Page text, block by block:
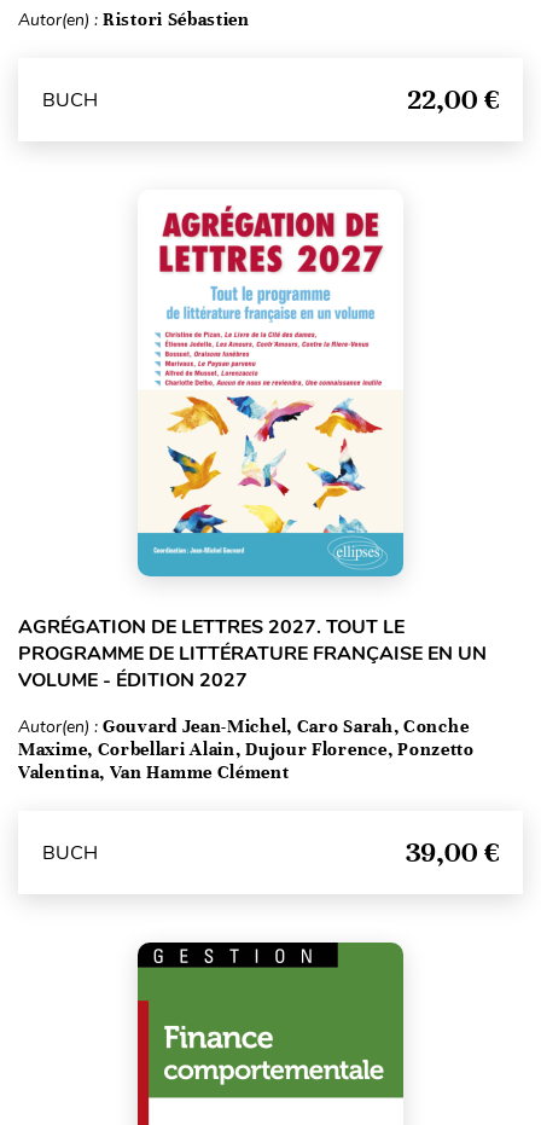
Autor(en) : Ristori Sébastien
BUCH 22,00 €
AGRÉGATION DE LETTRES 2027. TOUT LE
PROGRAMME DE LITTÉRATURE FRANÇAISE EN UN
VOLUME - ÉDITION 2027
Autor(en) : Gouvard Jean-Michel, Caro Sarah, Conche
Maxime, Corbellari Alain, Dujour Florence, Ponzetto
Valentina, Van Hamme Clément
BUCH 39,00 €